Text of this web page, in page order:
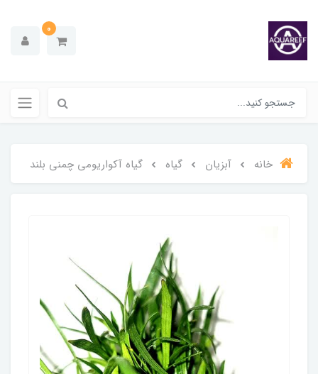
0
خانه آبزیان گیاه گیاه آکواریومی چمنی بلند